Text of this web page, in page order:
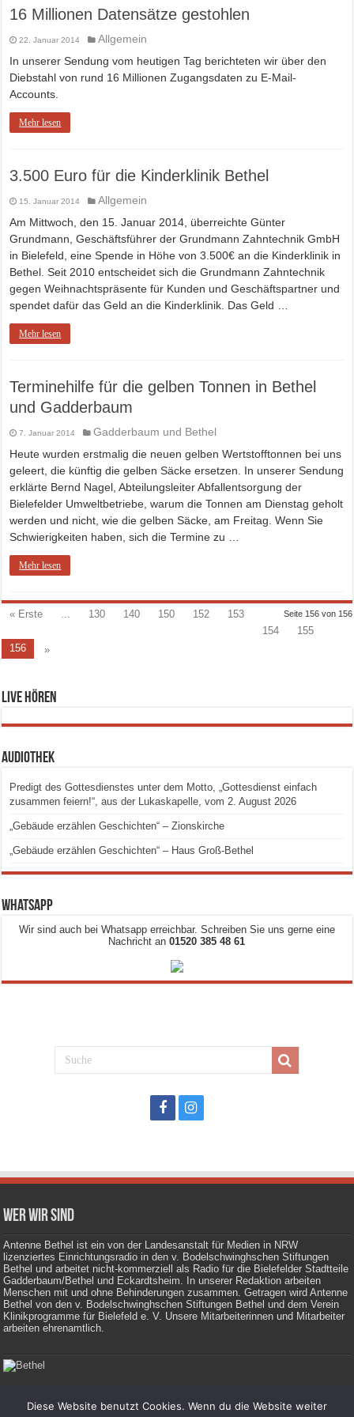
16 Millionen Datensätze gestohlen
22. Januar 2014
Allgemein
In unserer Sendung vom heutigen Tag berichteten wir über den
Diebstahl von rund 16 Millionen Zugangsdaten zu E-Mail-
Accounts.
Mehr lesen
3.500 Euro für die Kinderklinik Bethel
15. Januar 2014
Allgemein
Am Mittwoch, den 15. Januar 2014, überreichte Günter
Grundmann, Geschäftsführer der Grundmann Zahntechnik GmbH
in Bielefeld, eine Spende in Höhe von 3.500€ an die Kinderklinik in
Bethel. Seit 2010 entscheidet sich die Grundmann Zahntechnik
gegen Weihnachtspräsente für Kunden und Geschäftspartner und
spendet dafür das Geld an die Kinderklinik. Das Geld …
Mehr lesen
Terminehilfe für die gelben Tonnen in Bethel
und Gadderbaum
7. Januar 2014
Gadderbaum und Bethel
Heute wurden erstmalig die neuen gelben Wertstofftonnen bei uns
geleert, die künftig die gelben Säcke ersetzen. In unserer Sendung
erklärte Bernd Nagel, Abteilungsleiter Abfallentsorgung der
Bielefelder Umweltbetriebe, warum die Tonnen am Dienstag geholt
werden und nicht, wie die gelben Säcke, am Freitag. Wenn Sie
Schwierigkeiten haben, sich die Termine zu …
Mehr lesen
Seite 156 von 156
« Erste ... 130 140 150 152
153
154
155
156
»
Live hören
Audiothek
Predigt des Gottesdienstes unter dem Motto, „Gottesdienst einfach
zusammen feiern!“, aus der Lukaskapelle, vom 2. August 2026
„Gebäude erzählen Geschichten“ – Zionskirche
„Gebäude erzählen Geschichten“ – Haus Groß-Bethel
Whatsapp
Wir sind auch bei Whatsapp erreichbar. Schreiben Sie uns gerne eine
Nachricht an01520 385 48 61
Wer wir sind
Antenne Bethel ist ein von der Landesanstalt für Medien in NRW
lizenziertes Einrichtungsradio in den v. Bodelschwinghschen Stiftungen
Bethel und arbeitet nicht-kommerziell als Radio für die Bielefelder Stadtteile
Gadderbaum/Bethel und Eckardtsheim. In unserer Redaktion arbeiten
Menschen mit und ohne Behinderungen zusammen. Getragen wird Antenne
Bethel von den v. Bodelschwinghschen Stiftungen Bethel und dem Verein
Klinikprogramme für Bielefeld e. V. Unsere Mitarbeiterinnen und Mitarbeiter
arbeiten ehrenamtlich.
Impressum|Datenschutz
Diese Website benutzt Cookies. Wenn du die Website weiter